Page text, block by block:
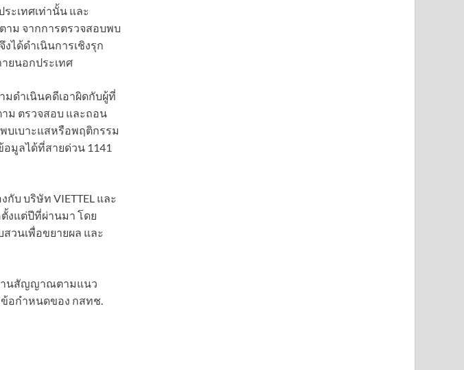
ะเทศเท่านั้น และ
าม จากการตรวจสอบพบ
ได้ดำเนินการเชิงรุก
ยนอกประเทศ
มดำเนินคดีเอาผิดกับผู้ที่
ม ตรวจสอบ และถอน
บเบาะแสหรือพฤติกรรม
มูลได้ที่สายด่วน 1141
บ บริษัท VIETTEL และ
งแต่ปีที่ผ่านมา โดย
วนเพื่อขยายผล และ
งานสัญญาณตามแนว
ข้อกำหนดของ กสทช.